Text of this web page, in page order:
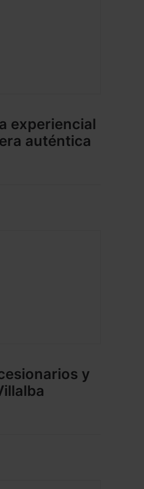
experiencial
auténtica
y